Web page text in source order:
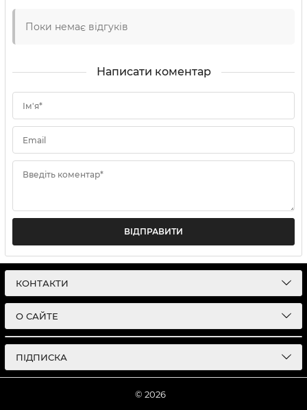
Поки немає відгуків
Написати коментар
Ім'я*
Email
Введіть коментар*
ВІДПРАВИТИ
КОНТАКТИ
О САЙТЕ
ПІДПИСКА
© 2026